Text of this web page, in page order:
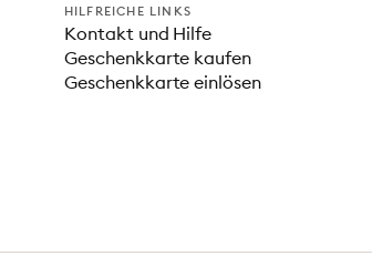
HILFREICHE LINKS
Kontakt und Hilfe
Geschenkkarte kaufen
Geschenkkarte einlösen